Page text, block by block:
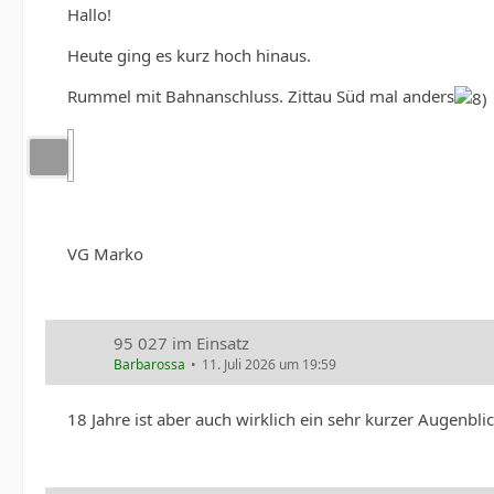
Hallo!
Heute ging es kurz hoch hinaus.
Rummel mit Bahnanschluss. Zittau Süd mal anders
VG Marko
95 027 im Einsatz
Barbarossa 11. Juli 2026 um 19:59
18 Jahre ist aber auch wirklich ein sehr kurzer